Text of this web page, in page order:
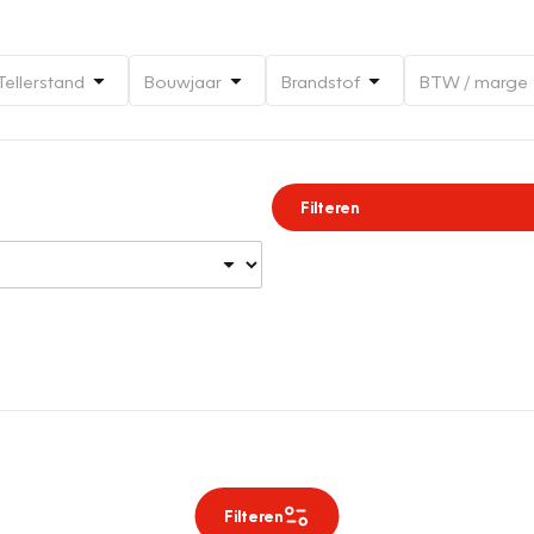
Bouwjaar Brandstof BTW / marge
Filteren
Filteren